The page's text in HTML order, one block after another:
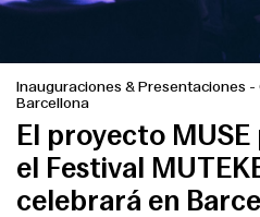
Inauguraciones & Presentaciones -
Barcellona
El proyecto
el Festival
celebrará en